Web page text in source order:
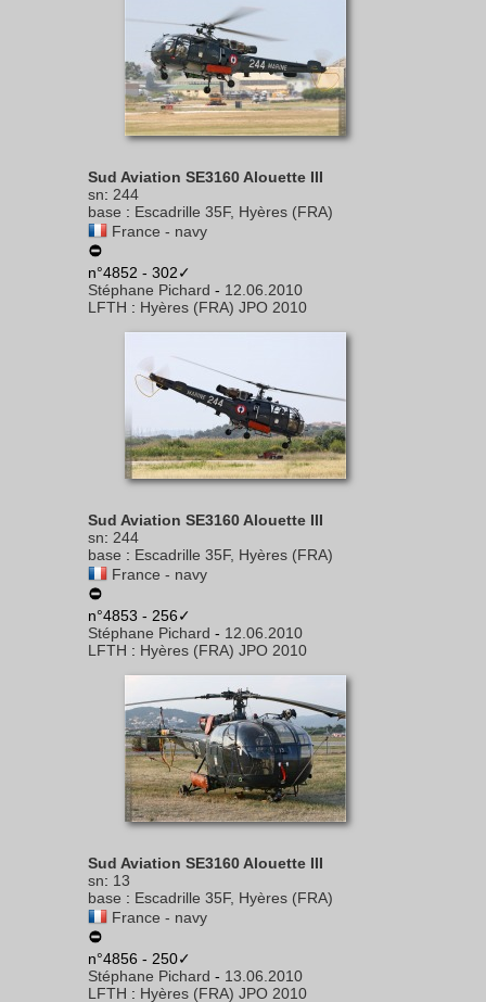
Sud Aviation SE3160 Alouette III
sn: 244
base : Escadrille 35F, Hyères (FRA)
France - navy
n°4852 - 302✓
Stéphane Pichard - 12.06.2010
LFTH : Hyères (FRA) JPO 2010
Sud Aviation SE3160 Alouette III
sn: 244
base : Escadrille 35F, Hyères (FRA)
France - navy
n°4853 - 256✓
Stéphane Pichard - 12.06.2010
LFTH : Hyères (FRA) JPO 2010
Sud Aviation SE3160 Alouette III
sn: 13
base : Escadrille 35F, Hyères (FRA)
France - navy
n°4856 - 250✓
Stéphane Pichard - 13.06.2010
LFTH : Hyères (FRA) JPO 2010